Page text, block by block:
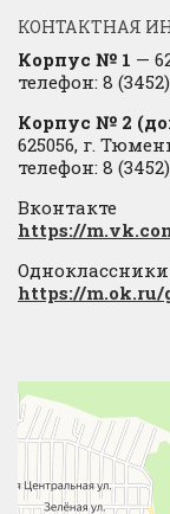
КОНТАКТНАЯ
Корпус № 1 —
телефон: 8
Корпус № 2
625056, г.
телефон: 8
Вконтакте
https://
Одноклассники
https://m.ok.ru/